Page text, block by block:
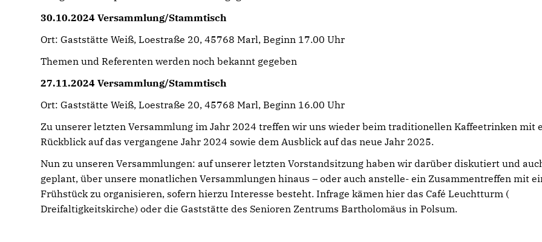
30.10.2024 Versammlung/Stammtisch
Ort: Gaststätte Weiß, Loestraße 20, 45768 Marl, Beginn 17.00 Uhr
Themen und Referenten werden noch bekannt gegeben
27.11.2024 Versammlung/Stammtisch
Ort: Gaststätte Weiß, Loestraße 20, 45768 Marl, Beginn 16.00 Uhr
Zu unserer letzten Versammlung im Jahr 2024 treffen wir uns wieder beim traditionellen Kaffeetrinken mit
Rückblick auf das vergangene Jahr 2024 sowie dem Ausblick auf das neue Jahr 2025.
Nun zu unseren Versammlungen: auf unserer letzten Vorstandsitzung haben wir darüber diskutiert und
geplant, über unsere monatlichen Versammlungen hinaus – oder auch anstelle- ein Zusammentreffen mit
Frühstück zu organisieren, sofern hierzu Interesse besteht. Infrage kämen hier das Café Leuchtturm (
Dreifaltigkeitskirche) oder die Gaststätte des Senioren Zentrums Bartholomäus in Polsum.